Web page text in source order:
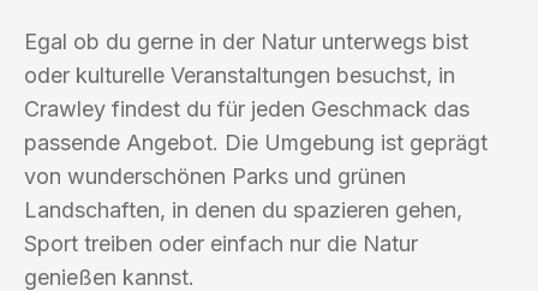
Egal ob du gerne in der Natur unterwegs bist
oder kulturelle Veranstaltungen besuchst, in
Crawley findest du für jeden Geschmack das
passende Angebot. Die Umgebung ist geprägt
von wunderschönen Parks und grünen
Landschaften, in denen du spazieren gehen,
Sport treiben oder einfach nur die Natur
genießen kannst.